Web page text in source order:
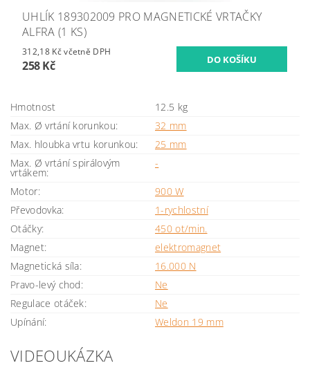
UHLÍK 189302009 PRO MAGNETICKÉ VRTAČKY
ALFRA (1 KS)
312,18 Kč včetně DPH
258 Kč
Hmotnost
12.5 kg
Max. Ø vrtání korunkou:
32 mm
Max. hloubka vrtu korunkou:
25 mm
Max. Ø vrtání spirálovým
vrtákem:
-
Motor:
900 W
Převodovka:
1-rychlostní
Otáčky:
450 ot/min.
Magnet:
elektromagnet
Magnetická síla:
16.000 N
Pravo-levý chod:
Ne
Regulace otáček:
Ne
Upínání:
Weldon 19 mm
VIDEOUKÁZKA